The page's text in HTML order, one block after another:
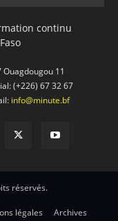
continu
Ouagdougou 11
(+226) 67 32 67
info@minute.bf
réservés.
légales Archives